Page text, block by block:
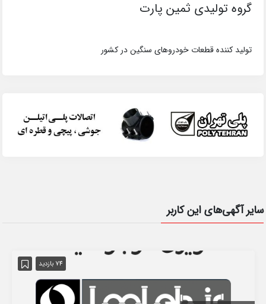
گروه تولیدی ثمین پارت
تولید کننده قطعات خودروهای سنگین در کشور
سایر آگهی‌های این کاربر
74 بازدید